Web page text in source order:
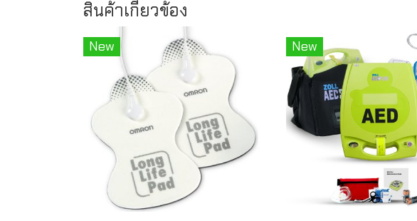
สินค้าเกี่ยวข้อง
New New